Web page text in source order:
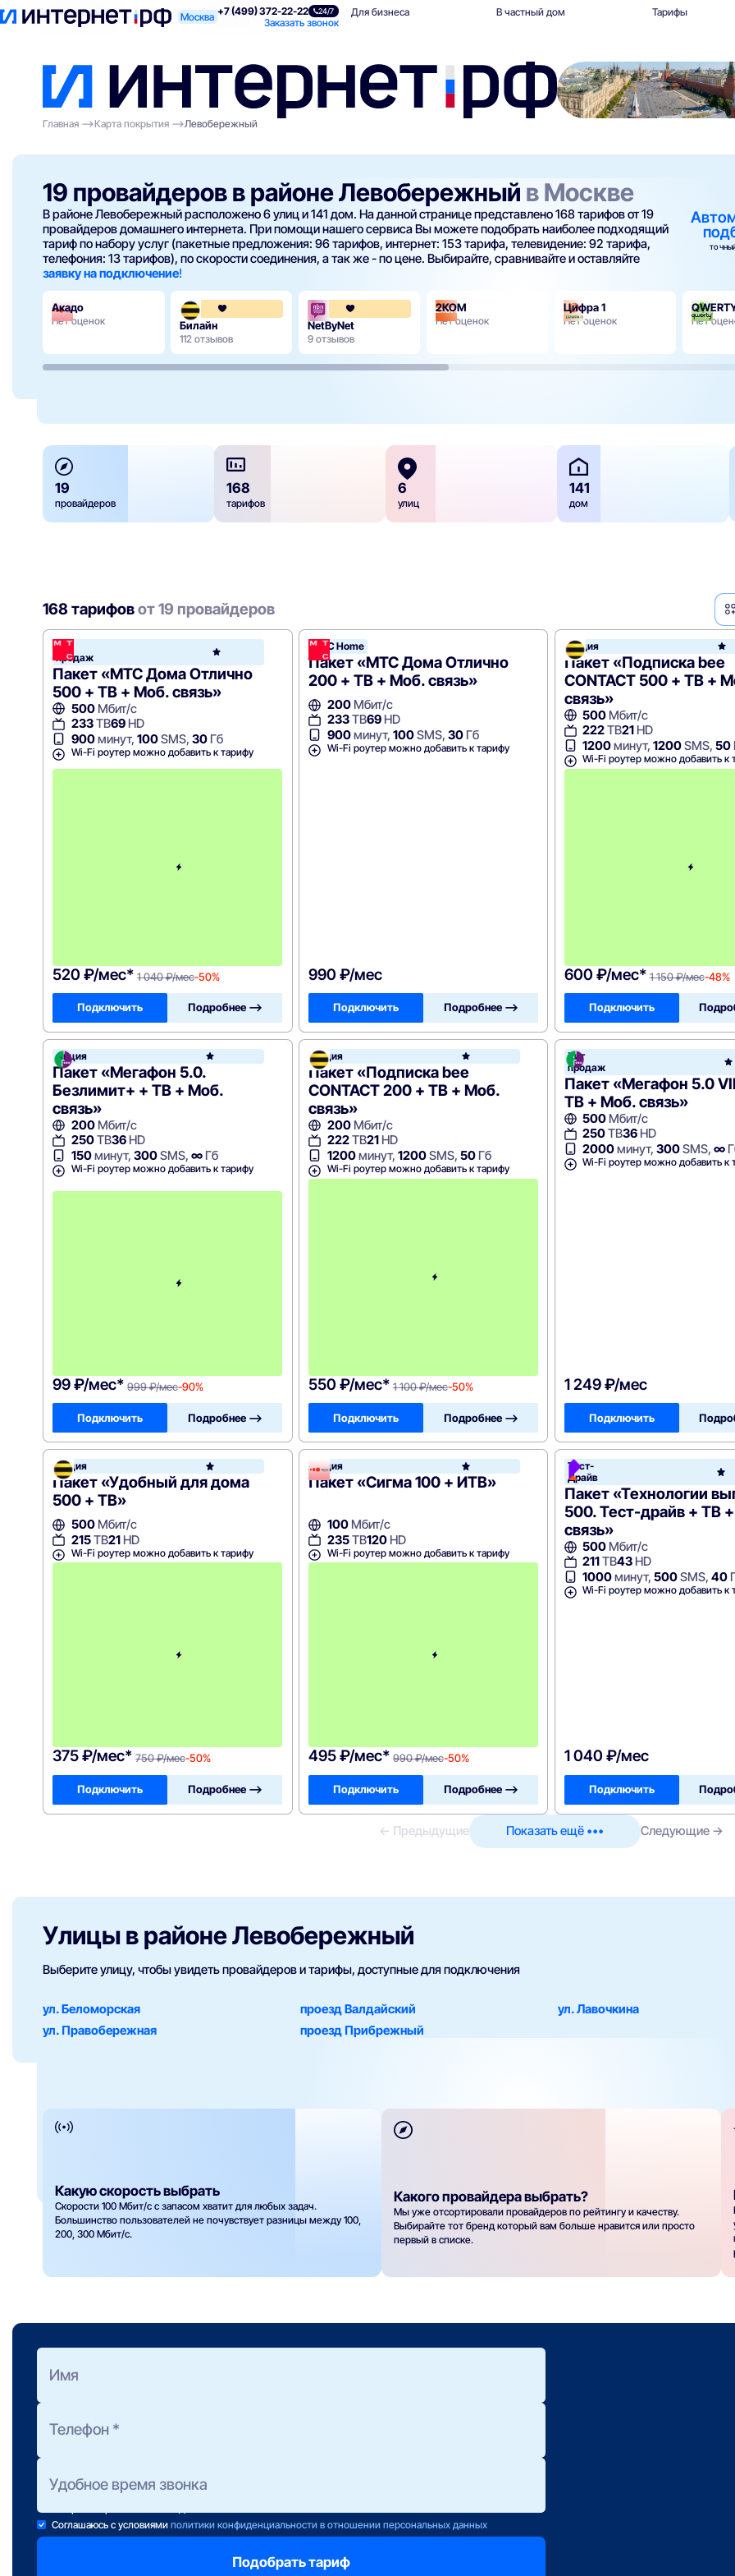
Москва +7 (499) 372-22-22 24/7
Заказать звонок
Поиск по адресу Для квартиры Для бизнеса В частный дом Тарифы
Главная
Карта покрытия Левобережный
19 провайдеров в районе Левобережный в Москве
В районе Левобережный расположено 6 улиц и 141 дом. На данной странице представлено 168 тарифов от 19
провайдеров домашнего интернета. При помощи нашего сервиса Вы можете подобрать наиболее подходящий
тариф по набору услуг (пакетные предложения: 96 тарифов, интернет: 153 тарифа, телевидение: 92 тарифа,
телефония: 13 тарифов), по скорости соединения, а так же - по цене. Выбирайте, сравнивайте и оставляйте
заявку на подключение!
Акадо
Нет оценок
3.6
Билайн
112 отзывов
NetByNet
9 отзывов
2КОМ
Нет оценок
Цифра 1
Нет оценок Нет
19
провайдеров
168
тарифов
6
улиц
141
дом
168 тарифовот 19 провайдеров
Хит
продаж
МТС
Home
Пакет «МТС Дома Отлично
500 + ТВ + Моб. связь»
500Мбит/с
233ТВ69HD
900минут, 100SMS, 30Гб
Wi-Fi роутер можно добавить к тарифу
520 ₽/мес* 1 040 ₽/мес-50%
Подключить Подробнее —>
МТС Home
Пакет «МТС Дома Отлично
200 + ТВ + Моб. связь»
200Мбит/с
233ТВ69HD
900минут, 100SMS, 30Гб
Wi-Fi роутер можно добавить к тарифу
990 ₽/мес
Подключить Подробнее —>
Акция
Пакет «Подписка bee
CONTACT 500 + ТВ +
связь»
500 Мбит/с
222ТВ21 HD
1200минут,1200SMS,50
Wi-Fi роутер можно добавить к
600 ₽/мес* 1 150 ₽/мес-48%
Подключить
Акция МегаФон
Пакет «Мегафон 5.0.
Безлимит+ + ТВ + Моб.
связь»
200Мбит/с
250ТВ36HD
150минут, 300SMS, ∞Гб
Wi-Fi роутер можно добавить к тарифу
99 ₽/мес* 999 ₽/мес-90%
Подключить Подробнее —>
Акция
Пакет «Подписка bee
CONTACT 200 + ТВ + Моб.
связь»
200Мбит/с
222ТВ21 HD
1200минут, 1200SMS, 50Гб
Wi-Fi роутер можно добавить к тарифу
550 ₽/мес* 1 100 ₽/мес-50%
Подключить Подробнее —>
Хит
продаж
Пакет «Мегафон 5.0
ТВ + Моб. связь»
500 Мбит/с
250ТВ36 HD
2000минут,300SMS,∞
Wi-Fi роутер можно добавить к
1 249 ₽/мес
Подключить
Акция Билайн
Пакет «Удобный для дома
500 + ТВ»
500Мбит/с
215ТВ21HD
Wi-Fi роутер можно добавить к тарифу
375 ₽/мес* 750 ₽/мес-50%
Подключить Подробнее —>
Акция Акадо
Пакет «Сигма 100 + ИТВ»
100Мбит/с
235ТВ120HD
Wi-Fi роутер можно добавить к тарифу
495 ₽/мес* 990 ₽/мес-50%
Подключить Подробнее —>
Тест-
Драйв
Пакет «Технологии
500. Тест-драйв + ТВ
связь»
500 Мбит/с
211 ТВ43 HD
1000минут,500SMS,40
Wi-Fi роутер можно добавить к
1 040 ₽/мес
Подключить
← Предыдущие Показать ещё ••• Следующие →
Улицы в районе Левобережный
Выберите улицу, чтобы увидеть провайдеров и тарифы, доступные для подключения
ул. Беломорская проезд Валдайский ул. Лавочкина
ул. Правобережная
проезд Прибрежный
Какую скорость выбрать
Скорости 100 Мбит/с с запасом хватит для любых задач.
Большинство пользователей не почувствует разницы между 100,
200, 300 Мбит/с.
Какого провайдера выбрать?
Мы уже отсортировали провайдеров по рейтингу и качеству.
Выбирайте тот бренд который вам больше нравится или просто
первый в списке.
Оформить заявку
на подбор тарифа
Соглашаюсь с условиямиполитики конфиденциальности в отношении персональных данных
Консультанты работают ежедневно с 10 до 22 часов.
Если свою заявку Вы отправили после 22:00, консультант свяжется с Вами
Отправляя заявку вы подтверждаете передачу персональных данных оператору